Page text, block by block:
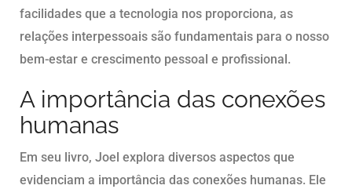
facilidades que a tecnologia nos proporciona, as
relações interpessoais são fundamentais para o nosso
bem-estar e crescimento pessoal e profissional.
A importância das conexões
humanas
Em seu livro, Joel explora diversos aspectos que
evidenciam a importância das conexões humanas. Ele